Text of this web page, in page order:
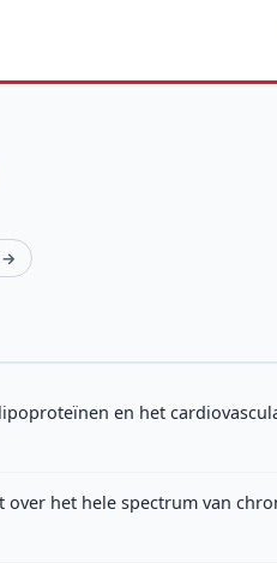
→
en het
het hele spectrum van